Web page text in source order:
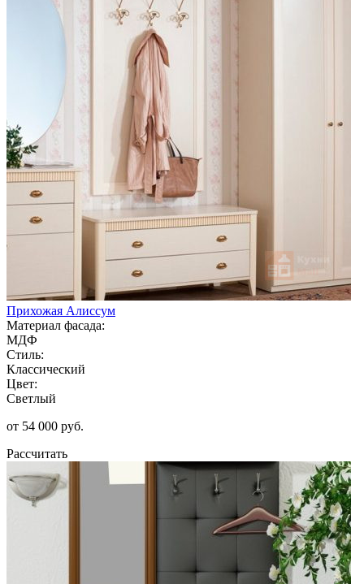
Прихожая Алиссум
Материал фасада:
МДФ
Стиль:
Классический
Цвет:
Светлый
от 54 000 руб.
Рассчитать